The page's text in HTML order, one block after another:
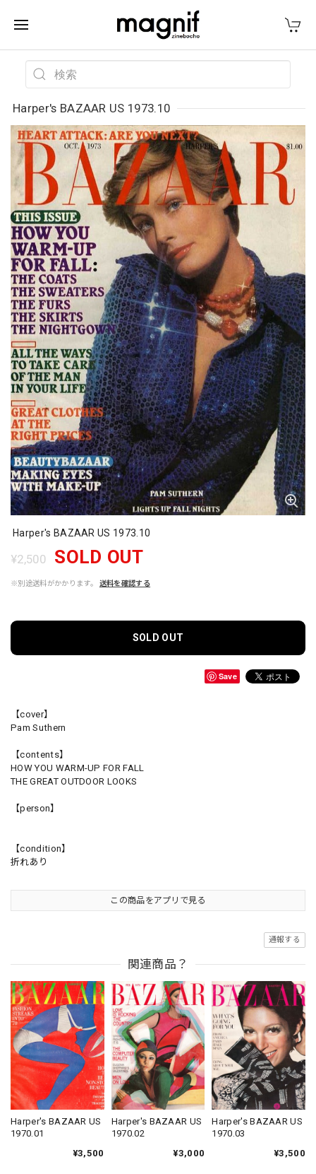
Harper's BAZAAR US 1973.10
Harper's BAZAAR US 1973.10
¥2,500 SOLD OUT
※別途送料がかかります。 送料を確認する
SOLD OUT
Save
【cover】
Pam Suthern
【contents】
HOW YOU WARM-UP FOR FALL
THE GREAT OUTDOOR LOOKS
【person】
【condition】
折れあり
この商品をアプリで見る
通報する
関連商品？
Harper's BAZAAR US
1970.01
¥3,500
Harper's BAZAAR US
1970.02
¥3,000
Harper's BAZAAR US
1970.03
¥3,500